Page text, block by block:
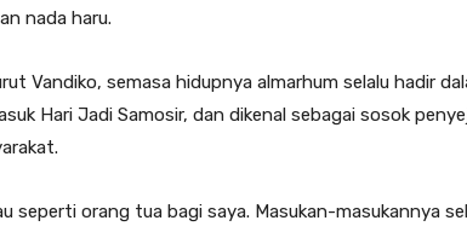
nada haru.
Vandiko, semasa hidupnya almarhum selalu hadir
Hari Jadi Samosir, dan dikenal sebagai sosok
seperti orang tua bagi saya. Masukan-masukannya